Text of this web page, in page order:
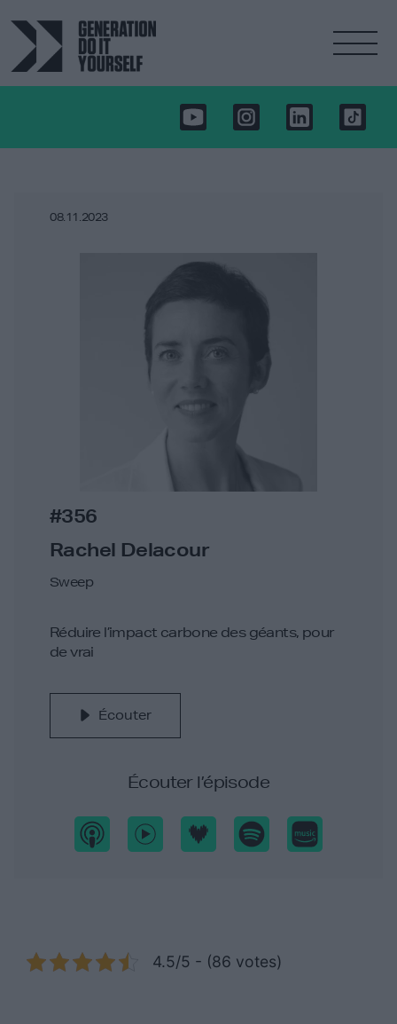
08.11.2023
#356
Rachel Delacour
Sweep
Réduire l’impact carbone des géants, pour
de vrai
Écouter
Écouter l’épisode
4.5/5 - (86 votes)